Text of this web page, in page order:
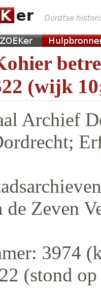
(wijk
Archief
Zeven
3974
(stond